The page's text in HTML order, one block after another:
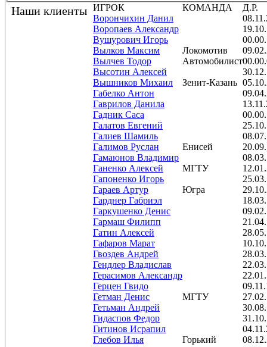
Наши клиенты ИГРОК КОМАНДА
Д.Р.
Ворончихин Данил
Воропаев Александр
Вушурович Игорь
Вылков Максим
Локомотив
Вылчев Тодор
Автомобилист
Высотин Алексей
Вышников Михаил
Зенит-Казань
Габелко Антон
Гаврилов Данила
Гадник Саса
Галатов Евгений
Галиев Шамиль
Галимов Руслан
Енисей
Гамаюнов Владимир
Ганенко Алексей
МГТУ
Гапоненко Игорь
Гараев Артур
Югра
Гарднер Габриэл
Гаркушенко Денис
Гармаш Филипп
Гатин Алексей
Гафаров Марат
Гвоздев Андрей
Гендлер Владислав
Герасимов Александр
Герцен Гвидо
Гетман Денис
МГТУ
Гетьман Андрей
Гидаспов Федор
Гитинов Исрапил
Глебов Илья
Горький